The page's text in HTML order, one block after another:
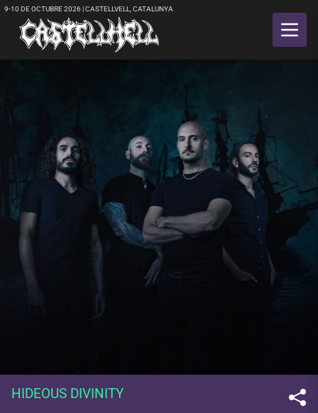
9-10 DE OCTUBRE 2026 | CASTELLVELL, CATALUNYA
HIDEOUS DIVINITY